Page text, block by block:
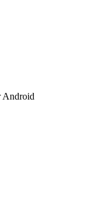
Android